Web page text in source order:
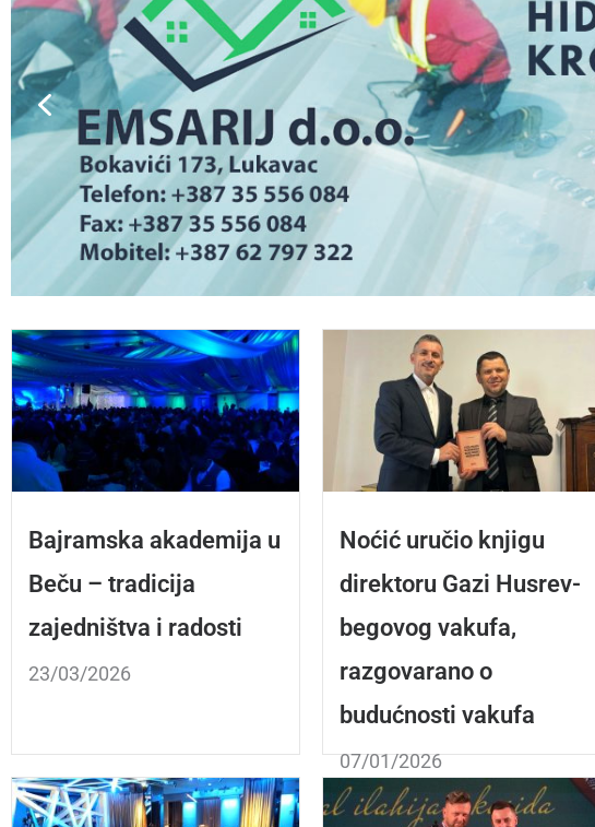
Bajramska akademija u
Beču – tradicija
zajedništva i radosti
23/03/2026
Noćić uručio knjigu
direktoru Gazi Husrev-
begovog vakufa,
razgovarano o
budućnosti vakufa
07/01/2026